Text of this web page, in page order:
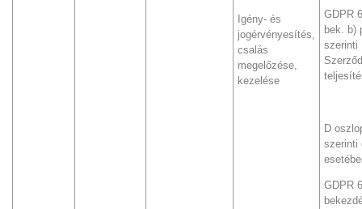
Igény- és
jogérvényesítés,
csalás
megelőzése,
kezelése
GDPR
bek. b)
szerinti
D
szerinti
GDPR